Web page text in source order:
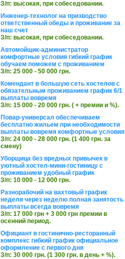
З/п: высокая, при собеседовании.
Инженер-технолог на призводство
ответственный обеды и проживание за
наш счет
З/п: высокая, при собеседовании.
Автомойщик-администратор
комфортные условия гибкий график
обучаем поможем с проживанием
З/п: 25 000 - 50 000 грн.
Комендант в большую сеть хостелов с
обязательным проживанием график 6/1
выплаты вовремя
З/п: 15 000 - 20 000 грн. ( + премии и %).
Повар-универсал обеспечиваем
бесплатно жильем при необходимости
выплаты вовремя комфортные условия
З/п: 24 000 - 28 000 грн. (1 400 грн. за
смену)
Уборщица без вредных привычек в
уютный хостел-мини-гостиницу с
проживанием удобный график
З/п: 10 000 - 12 000 грн.
Разнорабочий на вахтовый график
неделя через неделю полная занятость
выплаты всегда вовремя
З/п: 17 000 грн + 3 000 грн премии в
осенний период.
Официант в гостинично-ресторанный
комплекс гибкий график официальное
оформление с первого дня
З/п: 30 000 грн. (1 300 грн. в день + %).